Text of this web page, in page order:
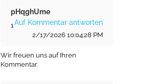
pHqghUme
Auf Kommentar antworten
1
2/17/2026 10:04:28 PM
Wir freuen uns auf Ihren
Kommentar.